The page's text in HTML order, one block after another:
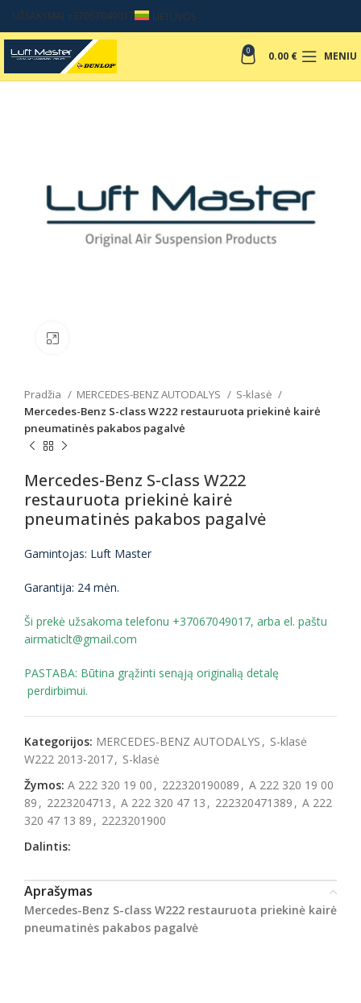
UŽSAKYMAI +37067049017 LIETUVOS
0 0.00 € MENIU
Pradžia MERCEDES-BENZ AUTODALYS
S-klasė
Mercedes-Benz S-class W222 restauruota priekinė kairė
pneumatinės pakabos pagalvė
Mercedes-Benz S-class W222
restauruota priekinė kairė
pneumatinės pakabos pagalvė
Gamintojas: Luft Master
Garantija: 24 mėn.
Ši prekė užsakoma telefonu +37067049017, arba el. paštu
airmaticlt@gmail.com
PASTABA: Būtina grąžinti senąją originalią detalę
perdirbimui.
Kategorijos: MERCEDES-BENZ AUTODALYS , S-klasė
W222 2013-2017, S-klasė
Žymos: A 222 320 19 00 , 222320190089 , A 222 320 19 00
89 , 2223204713 , A 222 320 47 13 , 222320471389 , A 222
320 47 13 89 , 2223201900
Dalintis:
Aprašymas
Mercedes-Benz S-class W222 restauruota priekinė kairė
pneumatinės pakabos pagalvė